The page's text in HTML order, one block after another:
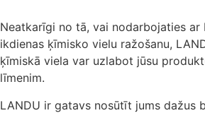
Neatkarīgi no tā, vai nodarbojaties ar
ikdienas ķīmisko vielu ražošanu,
ķīmiskā viela var uzlabot jūsu
līmenim.
LANDU ir gatavs nosūtīt jums dažus